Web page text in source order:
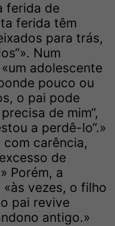
ferida de
ferida têm
para trás,
Num
adolescente
pouco ou
o pai pode
de mim“,
a perdê-lo“.»
com carência,
de
Porém, a
vezes, o filho
pai revive
antigo.»